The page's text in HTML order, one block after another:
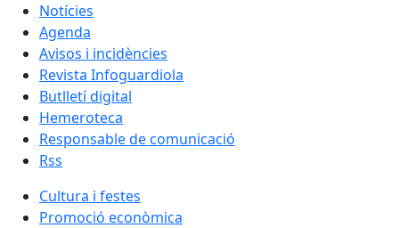
Notícies
Agenda
Avisos i incidències
Revista Infoguardiola
Butlletí digital
Hemeroteca
Responsable de comunicació
Rss
Cultura i festes
Promoció econòmica